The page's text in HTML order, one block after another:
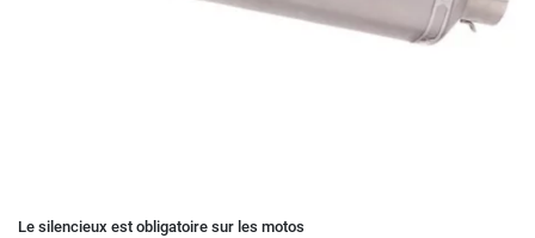
Le silencieux est obligatoire sur les motos